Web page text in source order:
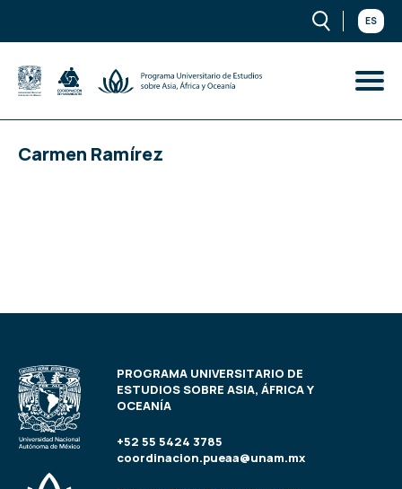
ES
Carmen Ramírez
PROGRAMA UNIVERSITARIO DE
ESTUDIOS SOBRE ASIA, ÁFRICA Y
OCEANÍA
+52 55 5424 3785
coordinacion.pueaa@unam.mx